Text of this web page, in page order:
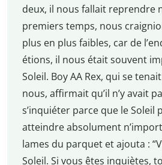
deux, il nous fallait reprendre
premiers temps, nous
plus en plus faibles, car de
étions, il nous était souvent
Soleil. Boy AA Rex, qui se
nous, affirmait qu’il n’y avait
s’inquiéter parce que le Soleil
atteindre absolument
lames du parquet et ajouta :
Soleil. Si vous êtes inquiètes,